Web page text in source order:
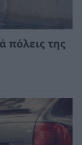
πόλεις της